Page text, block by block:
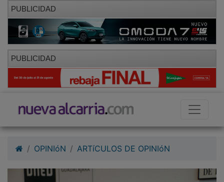
PUBLICIDAD
PUBLICIDAD
OPINIóN ARTíCULOS DE OPINIóN